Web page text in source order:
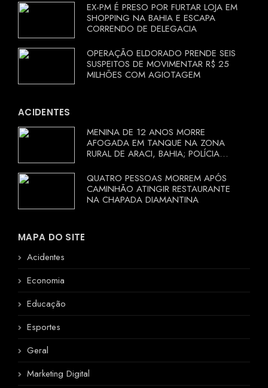
EX-PM É PRESO POR FURTAR LOJA EM
SHOPPING NA BAHIA E ESCAPA
CORRENDO DE DELEGACIA
OPERAÇÃO ELDORADO PRENDE SEIS
SUSPEITOS DE MOVIMENTAR R$ 25
MILHÕES COM AGIOTAGEM
ACIDENTES
MENINA DE 12 ANOS MORRE
AFOGADA EM TANQUE NA ZONA
RURAL DE ARACI, BAHIA; POLÍCIA
QUATRO PESSOAS MORREM APÓS
CAMINHÃO ATINGIR RESTAURANTE
NA CHAPADA DIAMANTINA
MAPA DO SITE
Acidentes
Economia
Educação
Esportes
Geral
Marketing Digital